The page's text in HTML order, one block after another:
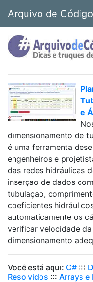
Arquivo de
e
dimensionamento de
é uma ferramenta
engenheiros e
das redes hidráulicas
inserçao de dados
tubulaçao,
coeficientes
automaticamente os
verificar velocidade
dimensionamento
Você está aqui: C# :::
Resolvidos ::: Arrays e